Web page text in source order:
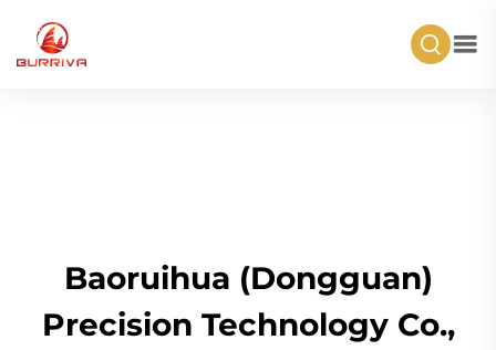
Baoruihua (Dongguan)
Precision Technology Co.,